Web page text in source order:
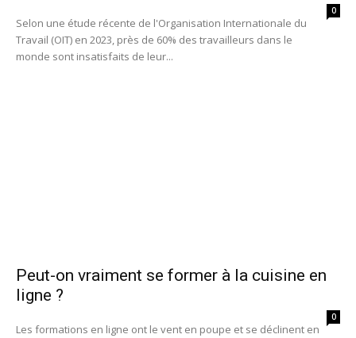
0
Selon une étude récente de l'Organisation Internationale du
Travail (OIT) en 2023, près de 60% des travailleurs dans le
monde sont insatisfaits de leur...
Peut-on vraiment se former à la cuisine en
ligne ?
0
Les formations en ligne ont le vent en poupe et se déclinent en